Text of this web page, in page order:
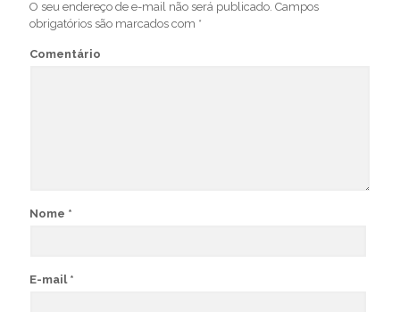
O seu endereço de e-mail não será publicado. Campos
obrigatórios são marcados com *
Comentário
Nome *
E-mail *